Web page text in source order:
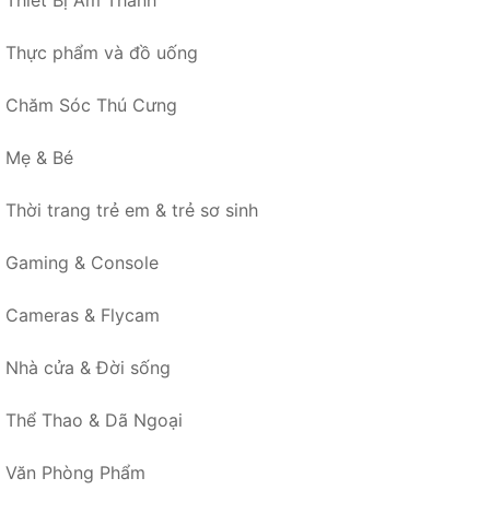
Thực phẩm và đồ uống
Chăm Sóc Thú Cưng
Mẹ & Bé
Thời trang trẻ em & trẻ sơ sinh
Gaming & Console
Cameras & Flycam
Nhà cửa & Đời sống
Thể Thao & Dã Ngoại
Văn Phòng Phẩm